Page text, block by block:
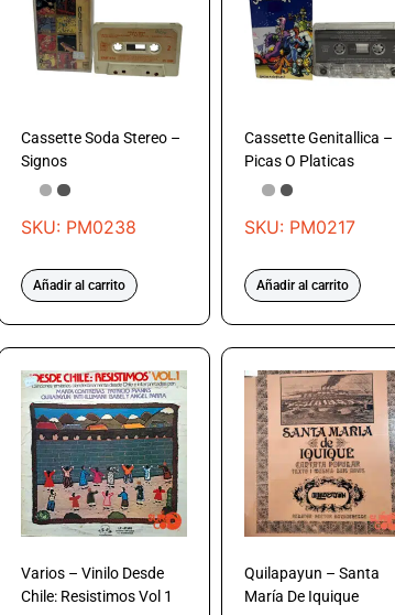
Cassette Soda Stereo –
Signos
SKU: PM0238
Añadir al carrito
Cassette Genitallica –
Picas O Platicas
SKU: PM0217
Añadir al carrito
Varios – Vinilo Desde
Chile: Resistimos Vol 1
Quilapayun – Santa
María De Iquique